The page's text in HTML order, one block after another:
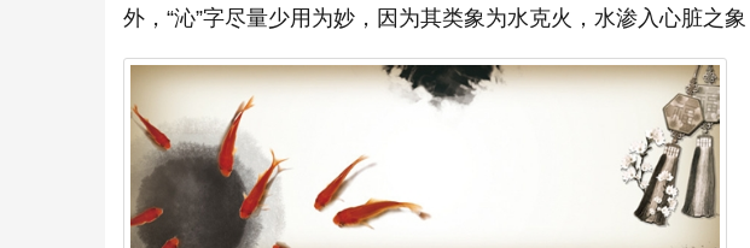
外，“沁”字尽量少用为妙，因为其类象为水克火，水渗入心脏之象